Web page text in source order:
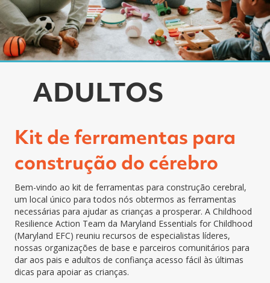
ADULTOS
Kit de ferramentas para
construção do cérebro
Bem-vindo ao kit de ferramentas para construção cerebral,
um local único para todos nós obtermos as ferramentas
necessárias para ajudar as crianças a prosperar. A Childhood
Resilience Action Team da Maryland Essentials for Childhood
(Maryland EFC) reuniu recursos de especialistas líderes,
nossas organizações de base e parceiros comunitários para
dar aos pais e adultos de confiança acesso fácil às últimas
dicas para apoiar as crianças.